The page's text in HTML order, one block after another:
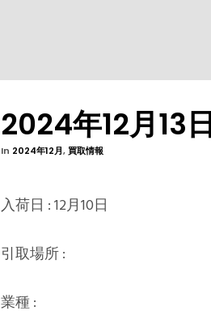
2024年12月13
In 2024年12月, 買取情報
入荷日 : 12月10日
引取場所 :
業種 :